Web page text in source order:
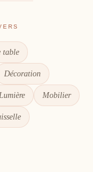
table
Décoration
Mobilier